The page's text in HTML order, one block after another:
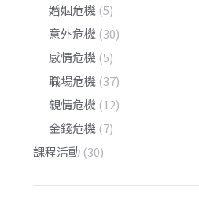
婚姻危機 (5)
意外危機 (30)
感情危機 (5)
職場危機 (37)
親情危機 (12)
金錢危機 (7)
課程活動 (30)